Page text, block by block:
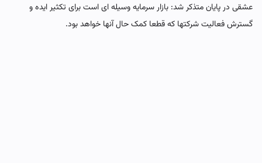
عشقی در پایان متذکر شد: بازار سرمایه وسیله ای است برای تکثیر ایده و
گسترش فعالیت‌ شرکتها که قطعا کمک حال آنها خواهد بود.